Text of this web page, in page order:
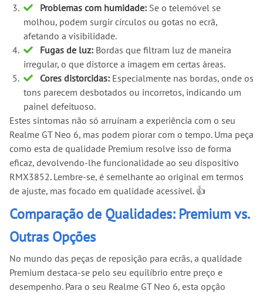
Problemas com humidade: Se o telemóvel se
molhou, podem surgir círculos ou gotas no ecrã,
afetando a visibilidade.
Fugas de luz: Bordas que filtram luz de maneira
irregular, o que distorce a imagem em certas áreas.
Cores distorcidas: Especialmente nas bordas, onde os
tons parecem desbotados ou incorretos, indicando um
painel defeituoso.
Estes sintomas não só arruínam a experiência com o seu
Realme GT Neo 6, mas podem piorar com o tempo. Uma peça
como esta de qualidade Premium resolve isso de forma
eficaz, devolvendo-lhe funcionalidade ao seu dispositivo
RMX3852. Lembre-se, é semelhante ao original em termos
de ajuste, mas focado em qualidade acessível. 👍
Comparação de Qualidades: Premium vs.
Outras Opções
No mundo das peças de reposição para ecrãs, a qualidade
Premium destaca-se pelo seu equilíbrio entre preço e
desempenho. Para o seu Realme GT Neo 6, esta opção